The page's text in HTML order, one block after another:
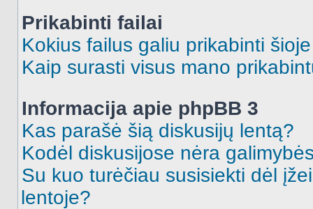
Prikabinti failai
Kokius failus galiu prikabinti
Kaip surasti visus mano
Informacija apie phpBB 3
Kas parašė šią diskusijų lentą?
Kodėl diskusijose nėra
Su kuo turėčiau susisiekti dėl
lentoje?